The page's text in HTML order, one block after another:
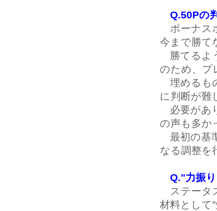
Q.50Pの
ボーナス
今まで勝て
勝てるよ
のため、プ
埋めるも
に判断が難
必要があ
の声も多か
最初の基
なる調整を
Q."力振
ステータ
材料として